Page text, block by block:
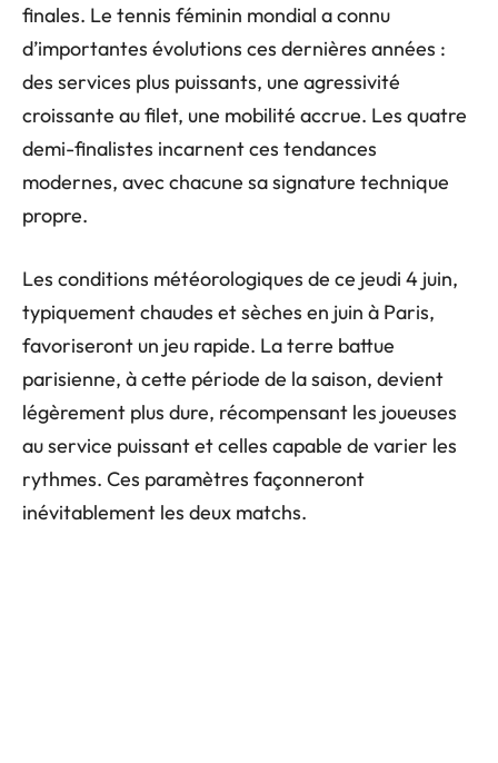
finales. Le tennis féminin mondial a connu
d’importantes évolutions ces dernières années :
des services plus puissants, une agressivité
croissante au filet, une mobilité accrue. Les quatre
demi-finalistes incarnent ces tendances
modernes, avec chacune sa signature technique
propre.
Les conditions météorologiques de ce jeudi 4 juin,
typiquement chaudes et sèches en juin à Paris,
favoriseront un jeu rapide. La terre battue
parisienne, à cette période de la saison, devient
légèrement plus dure, récompensant les joueuses
au service puissant et celles capable de varier les
rythmes. Ces paramètres façonneront
inévitablement les deux matchs.